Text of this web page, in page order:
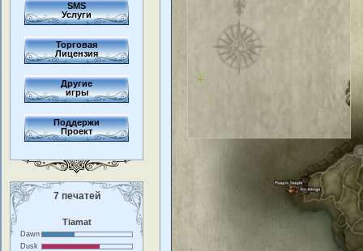
SMS
Услуги
Торговая
Лицензия
Другие
игры
Поддержи
Проект
7 печатей
Tiamat
Dawn
Dusk